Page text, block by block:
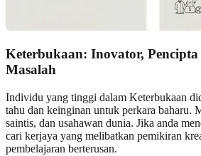
Keterbukaan: Inovator, Pencipta
Masalah
Individu yang tinggi dalam Keterbukaan
tahu dan keinginan untuk perkara baharu.
saintis, dan usahawan dunia. Jika anda
cari kerjaya yang melibatkan pemikiran
pembelajaran berterusan.